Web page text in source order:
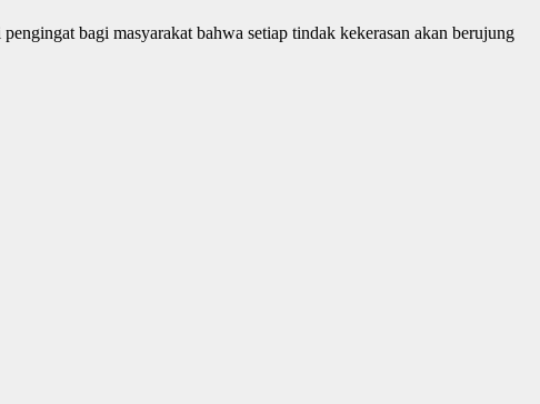
bagi masyarakat bahwa setiap tindak kekerasan akan berujung